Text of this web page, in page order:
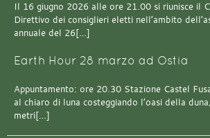
Il 16 giugno 2026 alle ore 21.00 si riunisce il
Direttivo dei consiglieri eletti nell’ambito
annuale del 26[…]
Earth Hour 28 marzo ad Ostia
Appuntamento: ore 20.30 Stazione Castel
al chiaro di luna costeggiando l’oasi della
metri[…]